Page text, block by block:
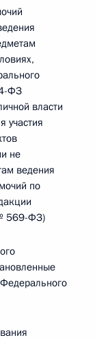
ФЗ
власти
участия
не
ведения
по
569-ФЗ)